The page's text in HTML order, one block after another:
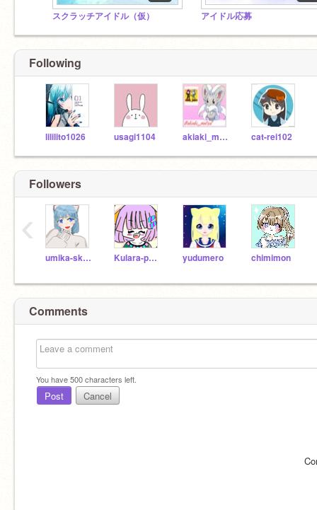
スクラッチアイドル（仮） アイドル応募
Following
lililito1026 usagi1104 akiaki_matsu cat-rei102
Followers
umika-skyblue Kulara-purple yudumero chimimon
‹
Comments
You have500characters left.
Post Cancel